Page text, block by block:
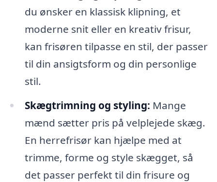
du ønsker en klassisk klipning, et
moderne snit eller en kreativ frisur,
kan frisøren tilpasse en stil, der passer
til din ansigtsform og din personlige
stil.
Skægtrimning og styling: Mange
mænd sætter pris på velplejede skæg.
En herrefrisør kan hjælpe med at
trimme, forme og style skægget, så
det passer perfekt til din frisure og